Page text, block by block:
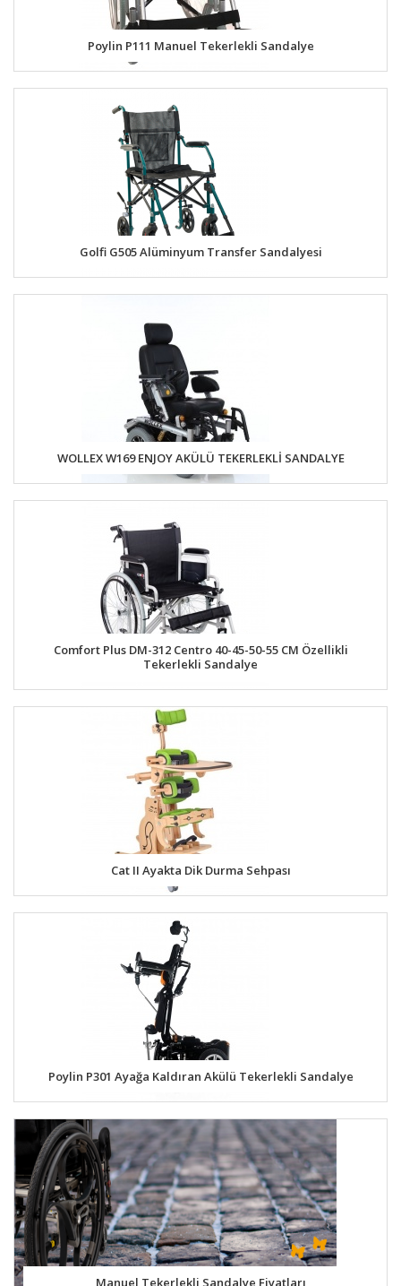
Poylin P111 Manuel Tekerlekli Sandalye
Golfi G505 Alüminyum Transfer Sandalyesi
WOLLEX W169 ENJOY AKÜLÜ TEKERLEKLİ SANDALYE
Comfort Plus DM-312 Centro 40-45-50-55 CM Özellikli
Tekerlekli Sandalye
Cat II Ayakta Dik Durma Sehpası
Poylin P301 Ayağa Kaldıran Akülü Tekerlekli Sandalye
Manuel Tekerlekli Sandalye Fiyatları